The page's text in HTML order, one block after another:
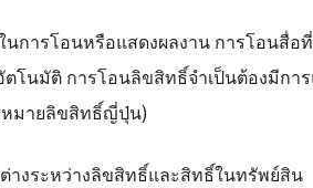
การโอนหรือแสดงผลงาน การโอนสื่อ
นมัติ การโอนลิขสิทธิ์จำเป็นต้องมีการ
มายลิขสิทธิ์ญี่ปุ่น)
างระหว่างลิขสิทธิ์และสิทธิ์ในทรัพย์สิน